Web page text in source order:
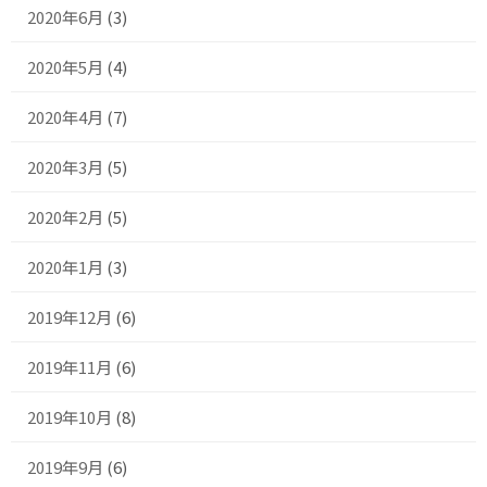
2020年6月 (3)
2020年5月 (4)
2020年4月 (7)
2020年3月 (5)
2020年2月 (5)
2020年1月 (3)
2019年12月 (6)
2019年11月 (6)
2019年10月 (8)
2019年9月 (6)